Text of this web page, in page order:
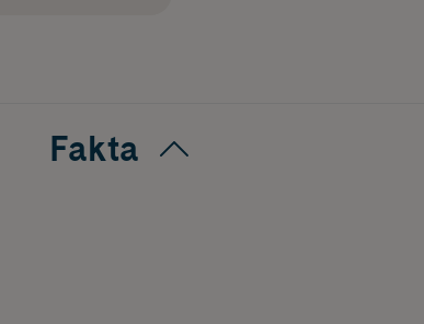
Fakta